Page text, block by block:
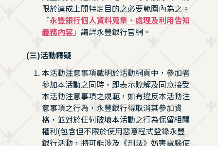
限於達成上開特定目的之必要範圍內為之。
「永豐銀行個人資料蒐集、處理及利用告知
義務內容」請詳永豐銀行官網。
(三)活動釋疑
本活動注意事項載明於活動網頁中，參加者
參加本活動之同時，即表示瞭解及同意接受
本活動注意事項之規範，如有違反本活動注
意事項之行為，永豐銀行得取消其參加資
格，並對於任何破壞本活動之行為保留相關
權利(包含但不限於使用惡意程式登錄永豐
銀行活動，將可能涉及《刑法》妨害電腦使